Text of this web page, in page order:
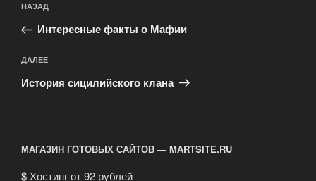
по
записям
Предыдущая
запись:
НАЗАД
Интересные факты о Мафии
Следующая
запись
ДАЛЕЕ
История сицилийского клана
МАГАЗИН ГОТОВЫХ САЙТОВ — MARTSITE.RU
$Хостинг от 92 рублей